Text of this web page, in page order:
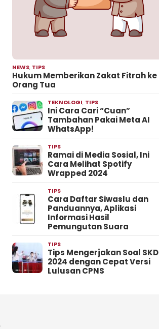
NEWS, TIPS
Hukum Memberikan Zakat Fitrah ke
Orang Tua
TEKNOLOGI, TIPS
Ini Cara Cari “Cuan”
Tambahan Pakai Meta AI
WhatsApp!
TIPS
Ramai di Media Sosial, Ini
Cara Melihat Spotify
Wrapped 2024
TIPS
Cara Daftar Siwaslu dan
Panduannya, Aplikasi
Informasi Hasil
Pemungutan Suara
TIPS
Tips Mengerjakan Soal SKD
2024 dengan Cepat Versi
Lulusan CPNS